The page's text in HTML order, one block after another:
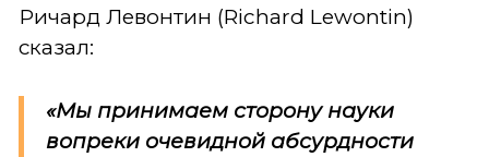
Ричард Левонтин (Richard Lewontin)
сказал:
«Мы принимаем сторону науки
вопреки очевидной абсурдности